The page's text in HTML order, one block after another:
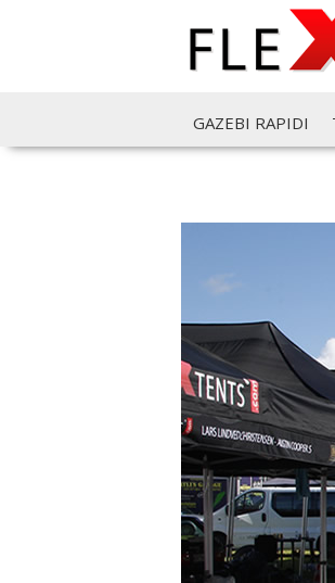
GAZEBI RAPIDI